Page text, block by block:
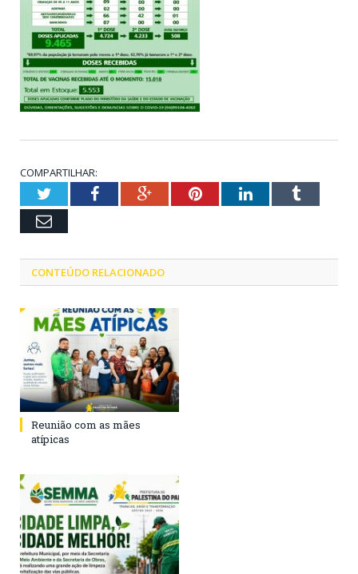
COMPARTILHAR:
TwitterFacebookGoogle+PinterestLinkedInTumblr
Email
CONTEÚDO RELACIONADO
Reunião com as mães
atípicas